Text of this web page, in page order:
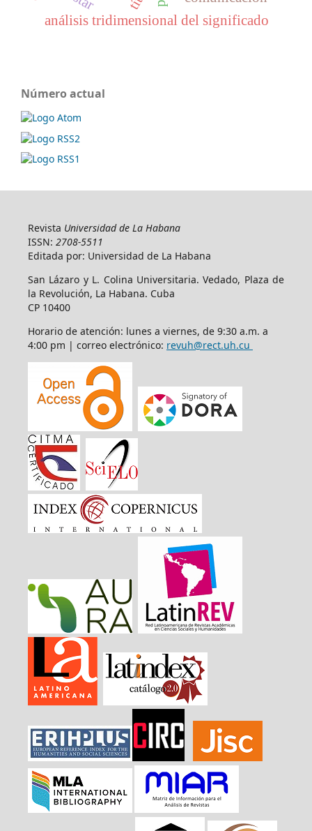
análisis tridimensional del significado
Número actual
Revista Universidad de La Habana
ISSN: 2708-5511
Editada por: Universidad de La Habana
San Lázaro y L. Colina Universitaria. Vedado, Plaza de
la Revolución, La Habana. Cuba
CP 10400
Horario de atención: lunes a viernes, de 9:30 a.m. a
4:00 pm | correo electrónico: revuh@rect.uh.cu